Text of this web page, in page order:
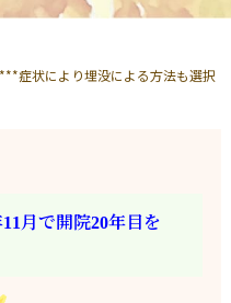
症状により埋没による方法も選択
月で開院20年目を